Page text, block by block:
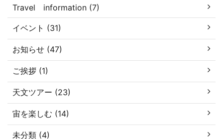
Travel information (7)
イベント (31)
お知らせ (47)
ご挨拶 (1)
天文ツアー (23)
宙を楽しむ (14)
未分類 (4)